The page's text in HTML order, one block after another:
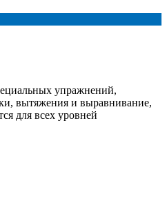
упражнений,
вытяжения и выравнивание,
для всех уровней